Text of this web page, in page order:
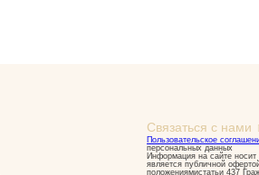
Связаться с нами
Пользовательское
персональных данных
Информация на сайте носит
является публичной
положениямистатьи 437